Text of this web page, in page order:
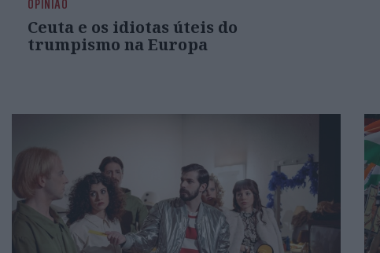
OPINIÃO
Ceuta e os idiotas úteis do
trumpismo na Europa